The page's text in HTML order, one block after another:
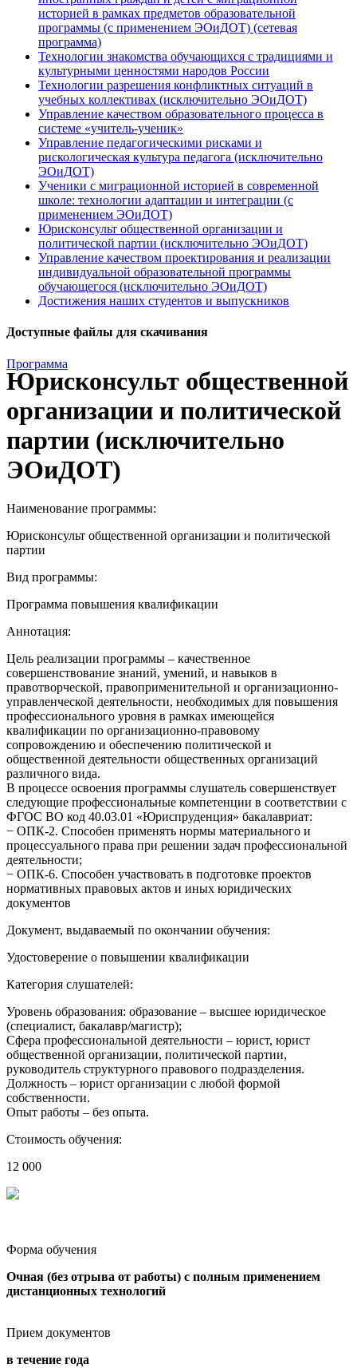
историей в рамках предметов образовательной
программы (с применением ЭОиДОТ) (сетевая
программа)
Технологии знакомства обучающихся с традициями и
культурными ценностями народов России
Технологии разрешения конфликтных ситуаций в
учебных коллективах (исключительно ЭОиДОТ)
Управление качеством образовательного процесса в
системе «учитель-ученик»
Управление педагогическими рисками и
рискологическая культура педагога (исключительно
ЭОиДОТ)
Ученики с миграционной историей в современной
школе: технологии адаптации и интеграции (с
применением ЭОиДОТ)
Юрисконсульт общественной организации и
политической партии (исключительно ЭОиДОТ)
Управление качеством проектирования и реализации
индивидуальной образовательной программы
обучающегося (исключительно ЭОиДОТ)
Достижения наших студентов и выпускников
Доступные файлы для скачивания
Программа
Юрисконсульт общественной
организации и политической
партии (исключительно
ЭОиДОТ)
Наименование программы:
Юрисконсульт общественной организации и политической
партии
Вид программы:
Программа повышения квалификации
Аннотация:
Цель реализации программы – качественное
совершенствование знаний, умений, и навыков в
правотворческой, правоприменительной и организационно-
управленческой деятельности, необходимых для повышения
профессионального уровня в рамках имеющейся
квалификации по организационно-правовому
сопровождению и обеспечению политической и
общественной деятельности общественных организаций
различного вида.
В процессе освоения программы слушатель совершенствует
следующие профессиональные компетенции в соответствии с
ФГОС ВО код 40.03.01 «Юриспруденция» бакалавриат:
− ОПК-2. Способен применять нормы материального и
процессуального права при решении задач профессиональной
деятельности;
− ОПК-6. Способен участвовать в подготовке проектов
нормативных правовых актов и иных юридических
документов
Документ, выдаваемый по окончании обучения:
Удостоверение о повышении квалификации
Категория слушателей:
Уровень образования: образование – высшее юридическое
(специалист, бакалавр/магистр);
Сфера профессиональной деятельности – юрист, юрист
общественной организации, политической партии,
руководитель структурного правового подразделения.
Должность – юрист организации с любой формой
собственности.
Опыт работы – без опыта.
Стоимость обучения:
12 000
Форма обучения
Очная (без отрыва от работы) с полным применением
дистанционных технологий
Прием документов
в течение года